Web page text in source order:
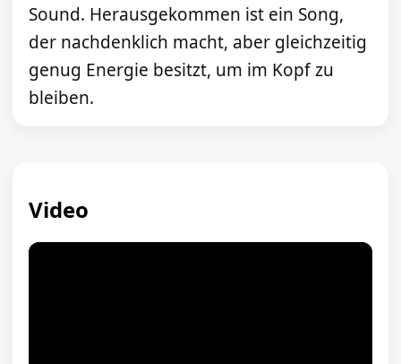
Sound. Herausgekommen ist ein Song,
der nachdenklich macht, aber gleichzeitig
genug Energie besitzt, um im Kopf zu
bleiben.
Video